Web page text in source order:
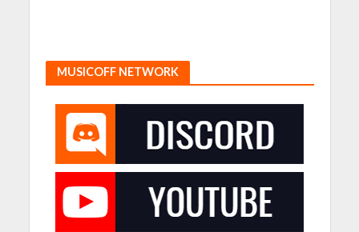
MUSICOFF NETWORK